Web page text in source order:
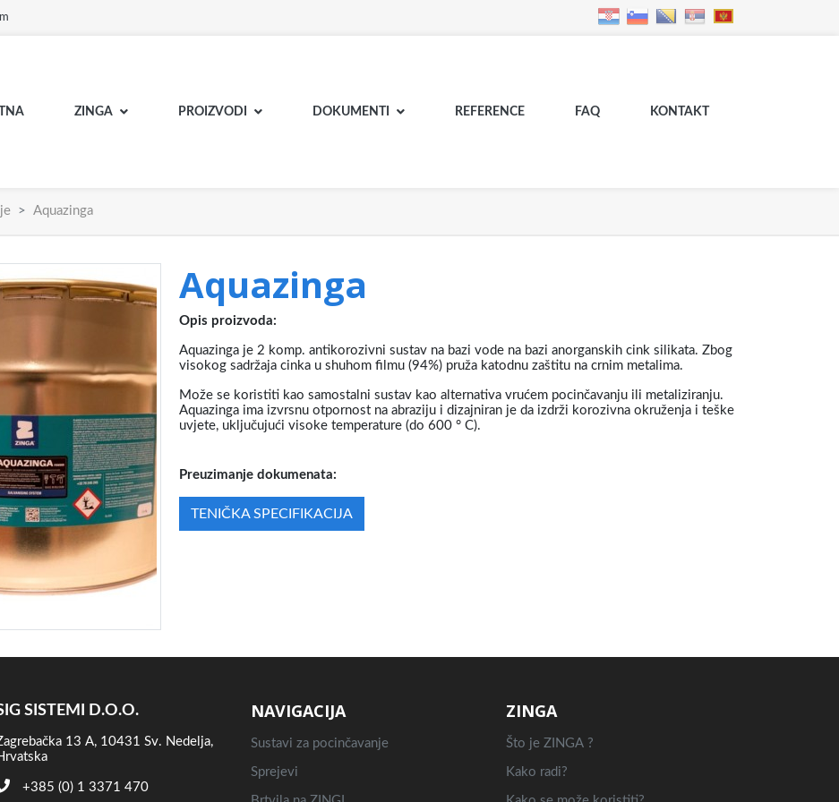
ZINGA PROIZVODI DOKUMENTI REFERENCE FAQ KONTAKT
Aquazinga
Aquazinga
Opis proizvoda:
Aquazinga je 2 komp. antikorozivni sustav na bazi vode na bazi anorganskih cink silikata. Zbog
visokog sadržaja cinka u shuhom filmu (94%) pruža katodnu zaštitu na crnim metalima.
Može se koristiti kao samostalni sustav kao alternativa vrućem pocinčavanju ili metaliziranju.
Aquazinga ima izvrsnu otpornost na abraziju i dizajniran je da izdrži korozivna okruženja i teške
uvjete, uključujući visoke temperature (do 600 ° C).
Preuzimanje dokumenata:
TENIČKA SPECIFIKACIJA
SISTEMI D.O.O.
13 A, 10431 Sv. Nedelja,
+385 (0) 1 3371 470
NAVIGACIJA
Sustavi za pocinčavanje
Sprejevi
ZINGA
Što je ZINGA ?
Kako radi?